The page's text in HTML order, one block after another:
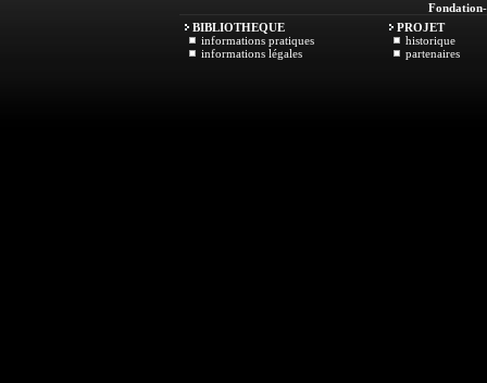
Fondation
BIBLIOTHEQUE
informations pratiques
informations légales
PROJET
historique
partenaires